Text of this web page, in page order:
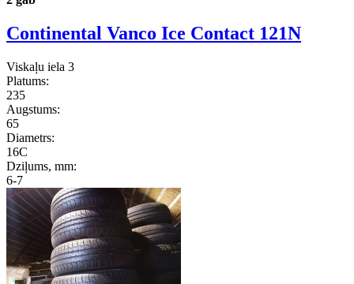
Continental Vanco Ice Contact 121N
Viskaļu iela 3
Platums:
235
Augstums:
65
Diametrs:
16C
Dziļums, mm:
6-7